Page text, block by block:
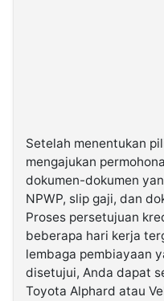
Setelah menentukan
mengajukan
dokumen-dokumen
NPWP, slip gaji, dan
Proses persetujuan
beberapa hari kerja
lembaga pembiayaan
disetujui, Anda dapat
Toyota Alphard atau